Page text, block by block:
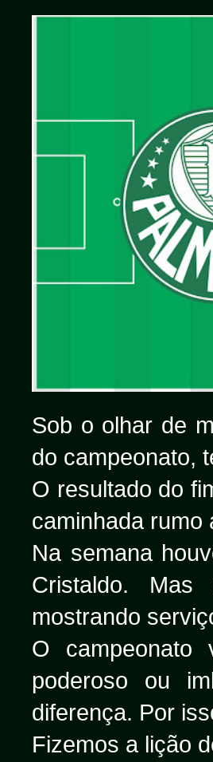
Sob o olhar de
do campeonato,
O resultado do
caminhada rumo
Na semana
Cristaldo.
mostrando
O campeonato
poderoso ou
diferença. Por
Fizemos a lição